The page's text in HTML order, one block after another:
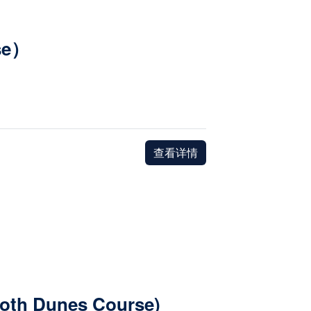
查看详情
Dunes Course)